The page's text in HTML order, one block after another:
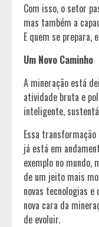
Com isso, o setor
mas também a
E quem se prepara,
Um Novo Caminho
A mineração está
atividade bruta e
inteligente,
Essa
já está em
exemplo no mundo,
de um jeito mais
novas tecnologias e
nova cara da
de evoluir.